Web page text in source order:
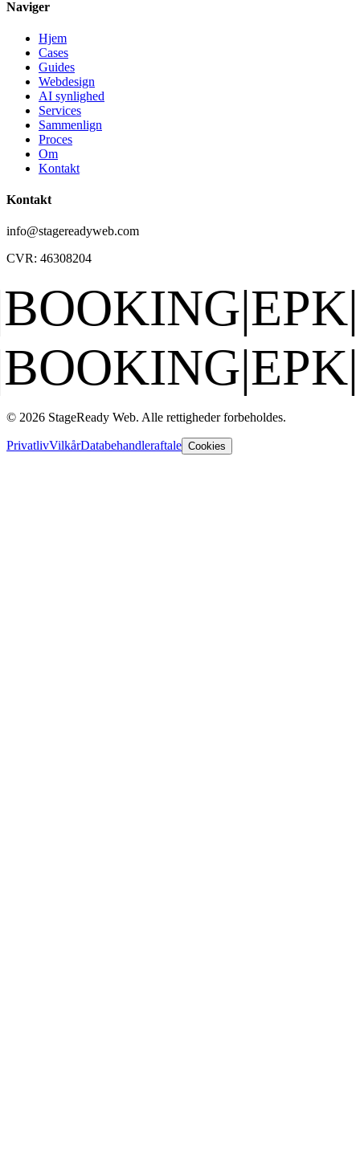
Naviger
Hjem
Cases
Guides
Webdesign
AI synlighed
Services
Sammenlign
Proces
Om
Kontakt
Kontakt
info@stagereadyweb.com
CVR: 46308204
|EPK|SEO
|EPK|SEO
© 2026 StageReady Web. Alle rettigheder forbeholdes.
PrivatlivVilkårDatabehandleraftale Cookies